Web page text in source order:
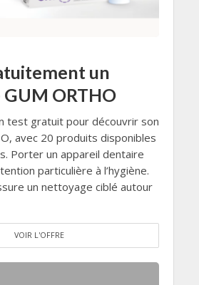
un
ORTHO
test gratuit pour découvrir son
avec 20 produits disponibles
Porter un appareil dentaire
particulière à l’hygiène.
un nettoyage ciblé autour
VOIR L'OFFRE